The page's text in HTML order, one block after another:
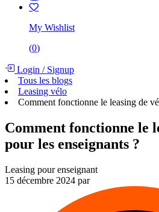
My Wishlist
(0)
Login /Signup
Tous les blogs
Leasing vélo
Comment fonctionne le leasing de
Comment fonctionne le
pour les enseignants ?
Leasing pour enseignant
15 décembre 2024 par